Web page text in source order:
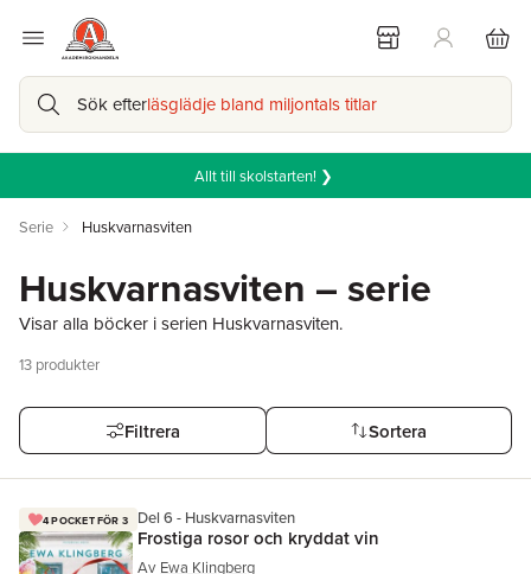
Sök efterläsglädje bland miljontals titlar
Allt till skolstarten! ❯
Serie Huskvarnasviten
Huskvarnasviten – serie
Visar alla böcker i serien Huskvarnasviten.
13 produkter
Filtrera Sortera
4 POCKET FÖR 3 Del 6 - Huskvarnasviten
Frostiga rosor och kryddat vin
Av Ewa Klingberg